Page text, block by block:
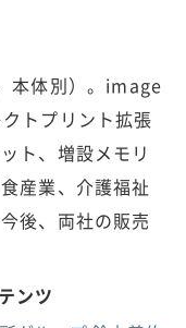
本体別）。image
トプリント拡張
ト、増設メモリ
産業、介護福祉
後、両社の販売
ンツ